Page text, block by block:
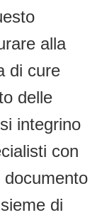
alla
di cure
delle
integrino
con
di